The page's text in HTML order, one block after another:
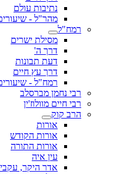
נתיבות עולם
מהר"ל -
רמח"ל
מסילת ישרים
דרך ה'
דעת תבונות
דרך עץ חיים
רמח"ל -
רבי נחמן מברסלב
רבי חיים מוולוז'ין
הרב קוק
אורות
אורות הקודש
אורות התורה
עין איה
אדר היקר,